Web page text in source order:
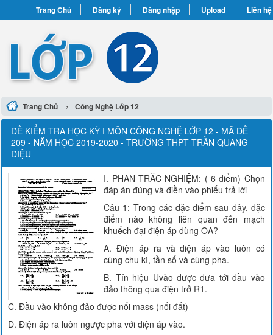
Trang Chủ Đăng ký Đăng nhập Upload Liên hệ
Trang Chủ › Công Nghệ Lớp 12
ĐỀ KIỂM TRA HỌC KỲ I MÔN CÔNG NGHỆ LỚP 12 - MÃ ĐỀ
209 - NĂM HỌC 2019-2020 - TRƯỜNG THPT TRẦN QUANG
DIỆU
I. PHẦN TRẮC NGHIỆM: ( 6 điểm) Chọn
đáp án đúng và điền vào phiếu trả lời
Câu 1: Trong các đặc điểm sau đây, đặc
điểm nào không liên quan đến mạch
khuếch đại điện áp dùng OA?
A. Điện áp ra và điện áp vào luôn có
cùng chu kì, tần số và cùng pha.
B. Tín hiệu Uvào được đưa tới đầu vào
đảo thông qua điện trở R1.
C. Đầu vào không đảo được nối mass (nối đất)
D. Điện áp ra luôn ngược pha với điện áp vào.